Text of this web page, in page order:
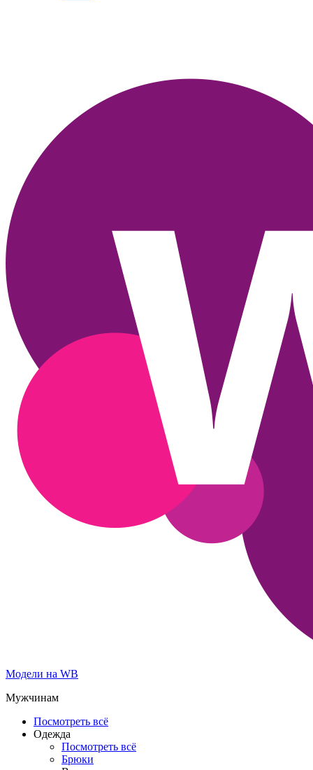
Модели на WB
Мужчинам
Посмотреть всё
Одежда
Посмотреть всё
Брюки